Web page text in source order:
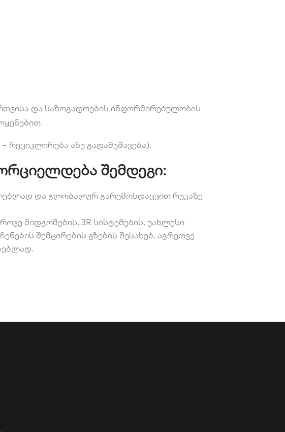
და საზოგადოების ინფორმირებულობის
– რეციკლირება ანუ გადამუშავება).
შემდეგი:
და გლობალურ გარემოსდაცვით რუკაზე
მიდგომების, 3R სისტემების, უახლესი
შემცირების გზების შესახებ. აგრეთვე